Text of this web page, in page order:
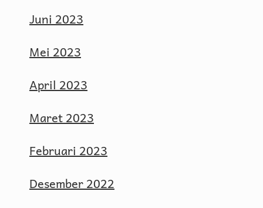
Juni 2023
Mei 2023
April 2023
Maret 2023
Februari 2023
Desember 2022